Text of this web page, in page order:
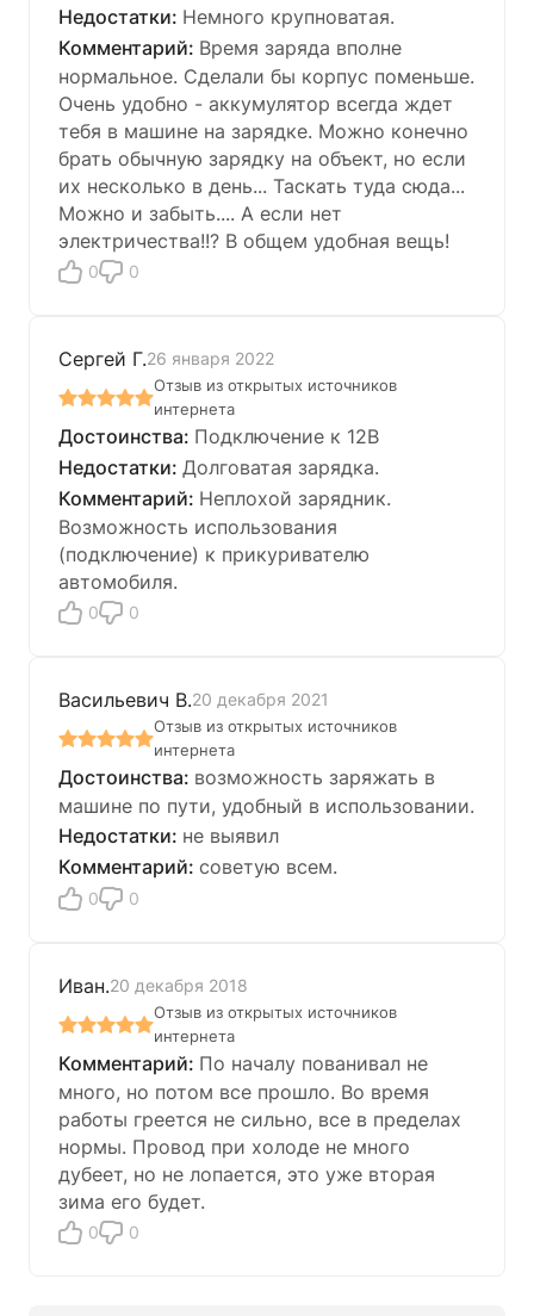
Немного крупноватая.
Время заряда вполне
нормальное. Сделали бы корпус поменьше.
Очень удобно - аккумулятор всегда ждет
тебя в машине на зарядке. Можно конечно
брать обычную зарядку на объект, но если
их несколько в день... Таскать туда сюда...
Можно и забыть.... А если нет
электричества!!? В общем удобная вещь!
0 0
Сергей Г.26 января 2022
Отзыв из открытых источников
интернета
Подключение к 12В
Долговатая зарядка.
Неплохой зарядник.
Возможность использования
(подключение) к прикуривателю
автомобиля.
0 0
Васильевич В.20 декабря 2021
Отзыв из открытых источников
интернета
возможность заряжать в
машине по пути, удобный в использовании.
не выявил
советую всем.
0 0
Иван.20 декабря 2018
Отзыв из открытых источников
интернета
По началу пованивал не
много, но потом все прошло. Во время
работы греется не сильно, все в пределах
нормы. Провод при холоде не много
дубеет, но не лопается, это уже вторая
зима его будет.
0 0